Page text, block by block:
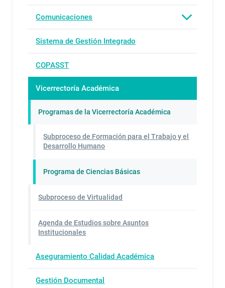
Comunicaciones
Sistema de Gestión Integrado
COPASST
Vicerrectoría Académica
Programas de la Vicerrectoría Académica
Subproceso de Formación para el Trabajo y el
Desarrollo Humano
Programa de Ciencias Básicas
Subproceso de Virtualidad
Agenda de Estudios sobre Asuntos
Institucionales
Aseguramiento Calidad Académica
Gestión Documental